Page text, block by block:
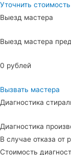
Уточнить стоимость
Выезд мастера
Выезд мастера
0 рублей
Вызвать мастера
Диагностика
Диагностика
В случае отказа от
Стоимость